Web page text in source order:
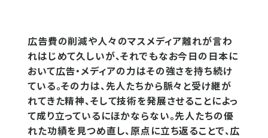
広告費の削減や人々のマスメディア離れが言わ
れはじめて久しいが、それでもなお今日の日本に
おいて広告・メディアの力はその強さを持ち続け
ている。その力は、先人たちから脈々と受け継が
れてきた精神、そして技術を発展させることによっ
て成り立っているにほかならない。先人たちの優
れた功績を見つめ直し、原点に立ち返ることで、広